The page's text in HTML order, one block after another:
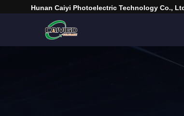
Hunan Caiyi Photoelectric Technology Co.,